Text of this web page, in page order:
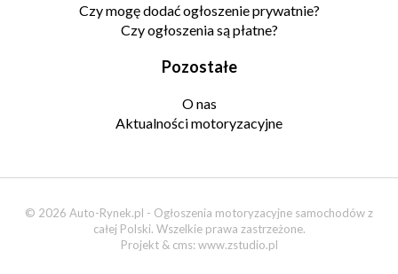
Czy mogę dodać ogłoszenie prywatnie?
Czy ogłoszenia są płatne?
Pozostałe
O nas
Aktualności motoryzacyjne
© 2026 Auto-Rynek.pl - Ogłoszenia motoryzacyjne samochodów z
całej Polski. Wszelkie prawa zastrzeżone.
Projekt & cms: www.zstudio.pl